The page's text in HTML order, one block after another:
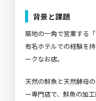
背景と課題
築地の一角で営業する「
有名ホテルでの経験を
ークなお店。
天然の鮮魚と天然酵母
ー専門店で、鮮魚の加